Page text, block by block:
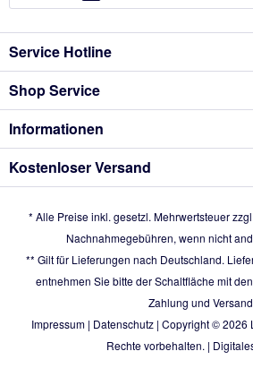
Service Hotline
Shop Service
Informationen
Kostenloser Versand
* Alle Preise inkl. gesetzl. Mehrwertsteuer zzgl.
Nachnahmegebühren, wenn nicht
** Gilt für Lieferungen nach Deutschland.
entnehmen Sie bitte der Schaltfläche mit
Zahlung und Versand
Impressum| Datenschutz| Copyright © 2026
Rechte vorbehalten. |